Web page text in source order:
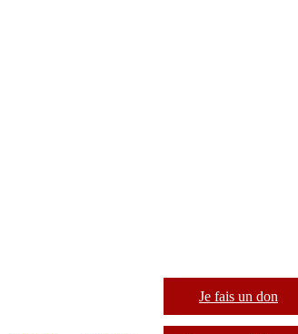
Je fais un don